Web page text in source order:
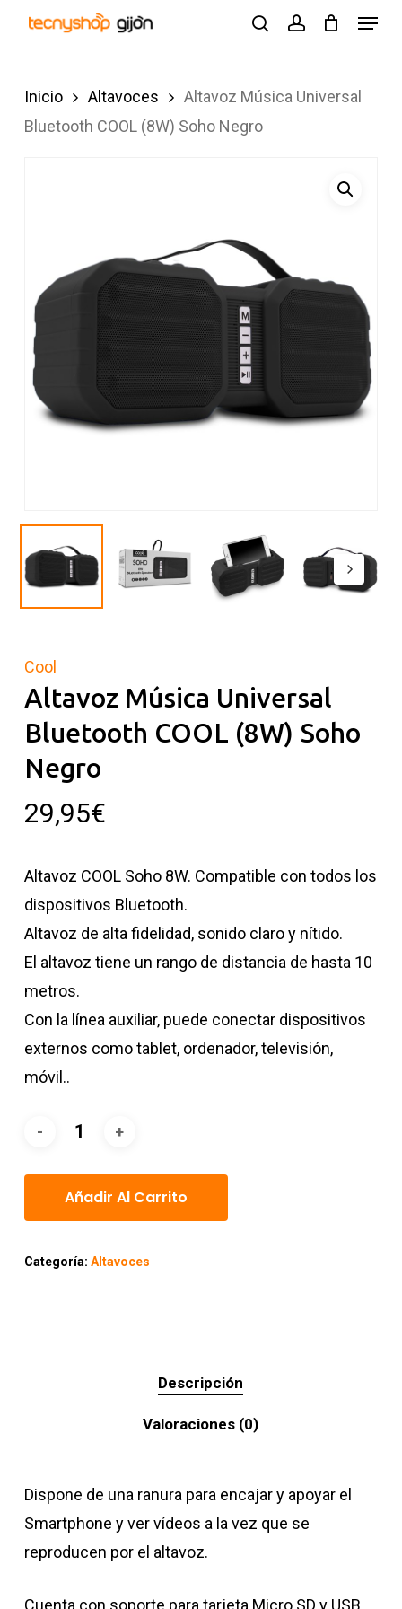
Skip
content
Menu
Inicio Altavoces
Altavoz Música Universal
Bluetooth COOL (8W) Soho Negro
Cool
Altavoz Música Universal
Bluetooth COOL (8W) Soho
Negro
29,95€
Altavoz COOL Soho 8W. Compatible con todos los
dispositivos Bluetooth.
Altavoz de alta fidelidad, sonido claro y nítido.
El altavoz tiene un rango de distancia de hasta 10
metros.
Con la línea auxiliar, puede conectar dispositivos
externos como tablet, ordenador, televisión,
móvil..
Añadir Al Carrito
Categoría: Altavoces
Descripción
Valoraciones (0)
Dispone de una ranura para encajar y apoyar el
Smartphone y ver vídeos a la vez que se
reproducen por el altavoz.
Cuenta con soporte para tarjeta Micro SD y USB.
Menu